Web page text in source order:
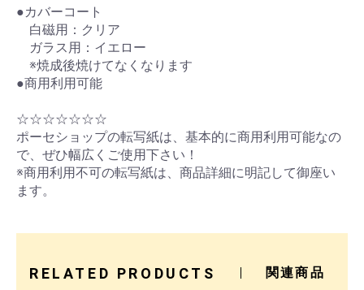
●カバーコート
白磁用：クリア
ガラス用：イエロー
※焼成後焼けてなくなります
●商用利用可能
☆☆☆☆☆☆☆
ポーセショップの転写紙は、基本的に商用利用可能なの
で、ぜひ幅広くご使用下さい！
※商用利用不可の転写紙は、商品詳細に明記して御座い
ます。
RELATED PRODUCTS 関連商品